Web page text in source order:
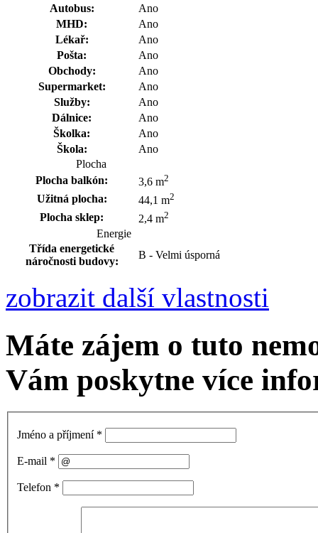
Autobus:
Ano
MHD:
Ano
Lékař:
Ano
Pošta:
Ano
Obchody:
Ano
Supermarket:
Ano
Služby:
Ano
Dálnice:
Ano
Školka:
Ano
Škola:
Ano
Plocha
Plocha balkón:
3,6 m2
Užitná plocha: 44,1 m2
Plocha sklep: 2,4 m2
Energie
Třída energetické
náročnosti budovy:
B - Velmi úsporná
zobrazit další vlastnosti
Máte zájem o tuto
Vám poskytne více
Jméno a příjmení *
E-mail *
Telefon *